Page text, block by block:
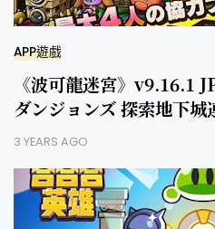
APP遊戲
《波可龍迷宮》v9.16.1
ダンジョンズ 探索地下城
3 YEARS AGO